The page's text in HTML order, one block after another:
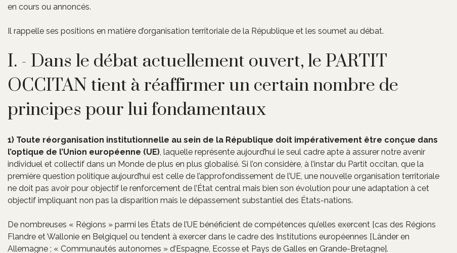
en cours ou annoncés.
Il rappelle ses positions en matière d’organisation territoriale de la République et les soumet au débat.
I. - Dans le débat actuellement ouvert, le PARTIT
OCCITAN tient à réaffirmer un certain nombre de
principes pour lui fondamentaux
1) Toute réorganisation institutionnelle au sein de la République doit impérativement être conçue dans
l’optique de l’Union européenne (UE), laquelle représente aujourd’hui le seul cadre apte à assurer notre avenir
individuel et collectif dans un Monde de plus en plus globalisé. Si l’on considère, à l’instar du Partit occitan, que la
première question politique aujourd’hui est celle de l’approfondissement de l’UE, une nouvelle organisation territoriale
ne doit pas avoir pour objectif le renforcement de l’État central mais bien son évolution pour une adaptation à cet
objectif impliquant non pas la disparition mais le dépassement substantiel des États-nations.
De nombreuses « Régions » parmi les États de l’UE bénéficient de compétences qu’elles exercent [cas des Régions
Flandre et Wallonie en Belgique] ou tendent à exercer dans le cadre des Institutions européennes [Länder en
Allemagne ; « Communautés autonomes » d’Espagne, Ecosse et Pays de Galles en Grande-Bretagne].